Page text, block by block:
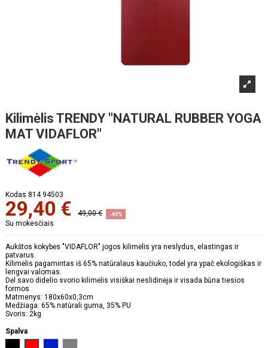
Kilimėlis TRENDY "NATURAL RUBBER YOGA
MAT VIDAFLOR"
Kodas 814 94503
29,40 € 49,00 € -40%
Su mokesčiais
Aukštos kokybės "VIDAFLOR" jogos kilimėlis yra neslydus, elastingas ir
patvarus.
Kilimėlis pagamintas iš 65% natūralaus kaučiuko, todėl yra ypač ekologiškas ir
lengvai valomas.
Dėl savo didelio svorio kilimėlis visiškai neslidinėja ir visada būna tiesios
formos.
Matmenys: 180x60x0,3cm
Medžiaga: 65% natūrali guma, 35% PU
Svoris: 2kg
Spalva